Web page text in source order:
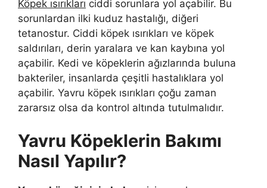
Köpek ısırıkları ciddi sorunlara yol açabilir. Bu
sorunlardan ilki kuduz hastalığı, diğeri
tetanostur. Ciddi köpek ısırıkları ve köpek
saldırıları, derin yaralara ve kan kaybına yol
açabilir. Kedi ve köpeklerin ağızlarında buluna
bakteriler, insanlarda çeşitli hastalıklara yol
açabilir. Yavru köpek ısırıkları çoğu zaman
zararsız olsa da kontrol altında tutulmalıdır.
Yavru Köpeklerin Bakımı
Nasıl Yapılır?